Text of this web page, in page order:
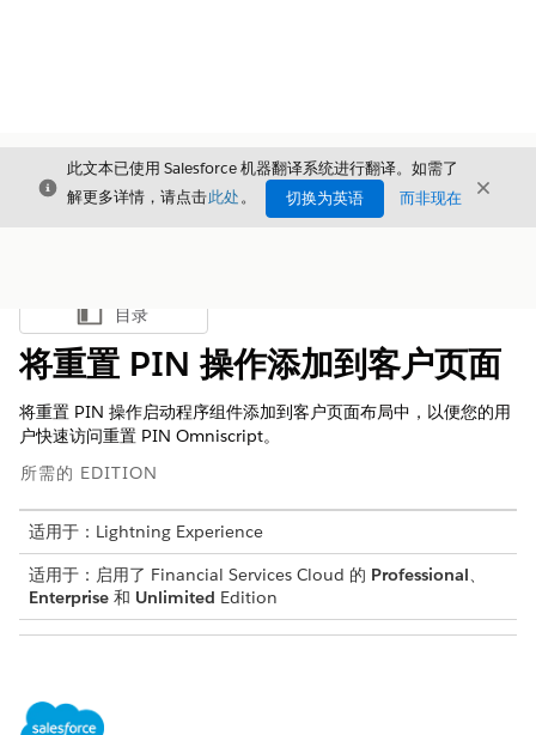
关闭
此文本已使用 Salesforce 机器翻译系统进行翻译。如需了
解更多详情，请点击此处。 切换为英语 而非现在 关闭
显示目录
目录
将重置 PIN 操作添加到客户页面
将重置 PIN 操作启动程序组件添加到客户页面布局中，以便您的用
户快速访问重置 PIN Omniscript。
所需的 EDITION
适用于：Lightning Experience
适用于：启用了 Financial Services Cloud 的 Professional、
Enterprise 和 Unlimited Edition
将操作添加到客户页面：